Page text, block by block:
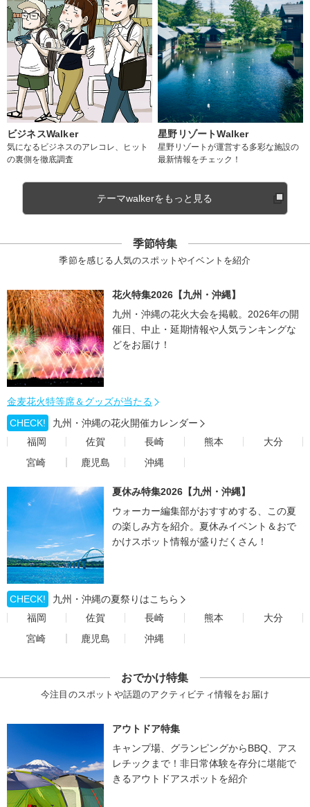
ビジネスWalker
気になるビジネスのアレコレ、ヒット
の裏側を徹底調査
星野リゾートWalker
星野リゾートが運営する多彩な施設の
最新情報をチェック！
テーマwalkerをもっと見る
季節特集
季節を感じる人気のスポットやイベントを紹介
花火特集2026【九州・沖縄】
九州・沖縄の花火大会を掲載。2026年の開
催日、中止・延期情報や人気ランキングな
どをお届け！
金麦花火特等席＆グッズが当たる
CHECK!
九州・沖縄の花火開催カレンダー
福岡
佐賀 長崎 熊本
大分
宮崎
鹿児島 沖縄
夏休み特集2026【九州・沖縄】
ウォーカー編集部がおすすめする、この夏
の楽しみ方を紹介。夏休みイベント＆おで
かけスポット情報が盛りだくさん！
CHECK!
九州・沖縄の夏祭りはこちら
福岡
佐賀 長崎 熊本
大分
宮崎
鹿児島 沖縄
おでかけ特集
今注目のスポットや話題のアクティビティ情報をお届け
アウトドア特集
キャンプ場、グランピングからBBQ、アス
レチックまで！非日常体験を存分に堪能で
きるアウトドアスポットを紹介